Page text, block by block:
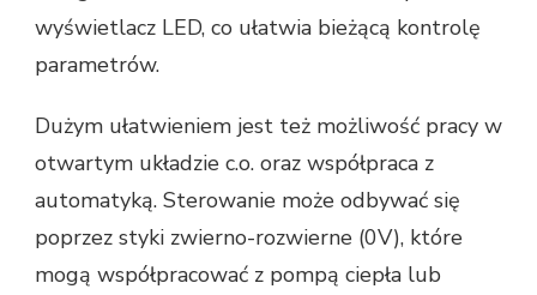
wyświetlacz LED, co ułatwia bieżącą kontrolę
parametrów.
Dużym ułatwieniem jest też możliwość pracy w
otwartym układzie c.o. oraz współpraca z
automatyką. Sterowanie może odbywać się
poprzez styki zwierno-rozwierne (0V), które
mogą współpracować z pompą ciepła lub